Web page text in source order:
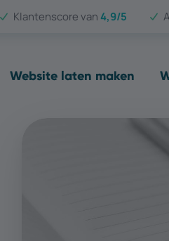
Klantenscore van4,9/5
Website laten maken